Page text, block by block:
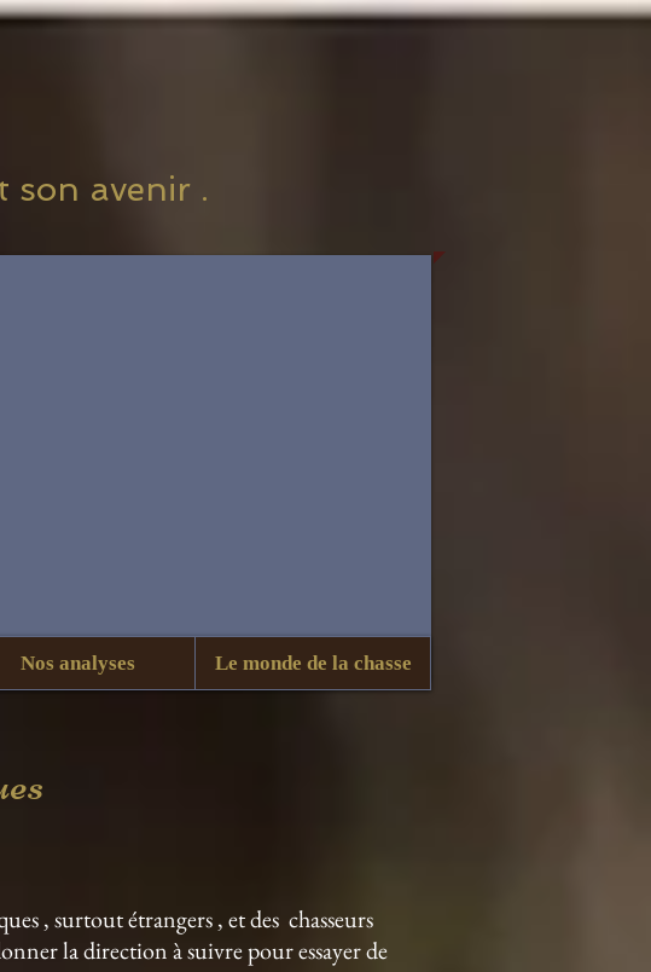
son avenir .
Nos analyses Le monde de la chasse
, surtout étrangers , et des chasseurs
la direction à suivre pour essayer de